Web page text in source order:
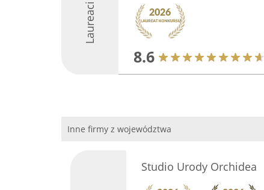
Laureaci
8.6
Inne firmy z województwa
Studio Urody Orchidea